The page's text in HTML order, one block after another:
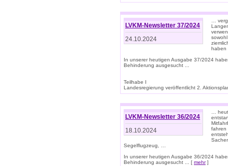
LVKM-Newsletter 37/2024
24.10.2024
…
In unserer heutigen Ausgabe 37/2024
Behinderung ausgesucht ...
Teilhabe I
Landesregierung veröffentlicht 2.
LVKM-Newsletter 36/2024
18.10.2024
…
fahren
Segelflugzeug, …
In unserer heutigen Ausgabe 36/2024
Behinderung ausgesucht ... [ mehr]